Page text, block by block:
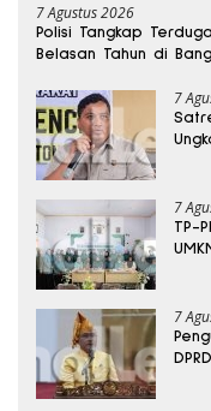
7 Agustus 2026
Polisi Tangkap
Belasan Tahun di
7
7
TP-
7